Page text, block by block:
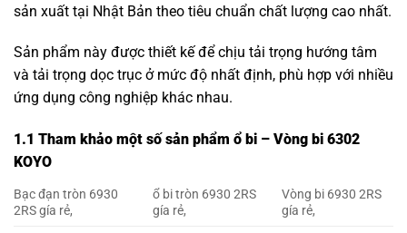
sản xuất tại Nhật Bản theo tiêu chuẩn chất lượng cao nhất.
Sản phẩm này được thiết kế để chịu tải trọng hướng tâm
và tải trọng dọc trục ở mức độ nhất định, phù hợp với nhiều
ứng dụng công nghiệp khác nhau.
1.1 Tham khảo một số sản phẩm ổ bi – Vòng bi 6302
KOYO
Bạc đạn tròn 6930
2RS gía rẻ,
ổ bi tròn 6930 2RS
gía rẻ,
Vòng bi 6930 2RS
gía rẻ,